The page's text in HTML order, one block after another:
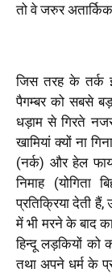
तो वे जरुर
जिस तरह के तर्क
पैगम्बर को सबसे
धड़ाम से गिरते
खामियां क्यों ना
(नर्क) और हेल
निमाह (योगिता
प्रतिक्रिया देती हैं,
में भी मरने के बाद
हिन्दू लड़कियों को
तथा अपने धर्म के